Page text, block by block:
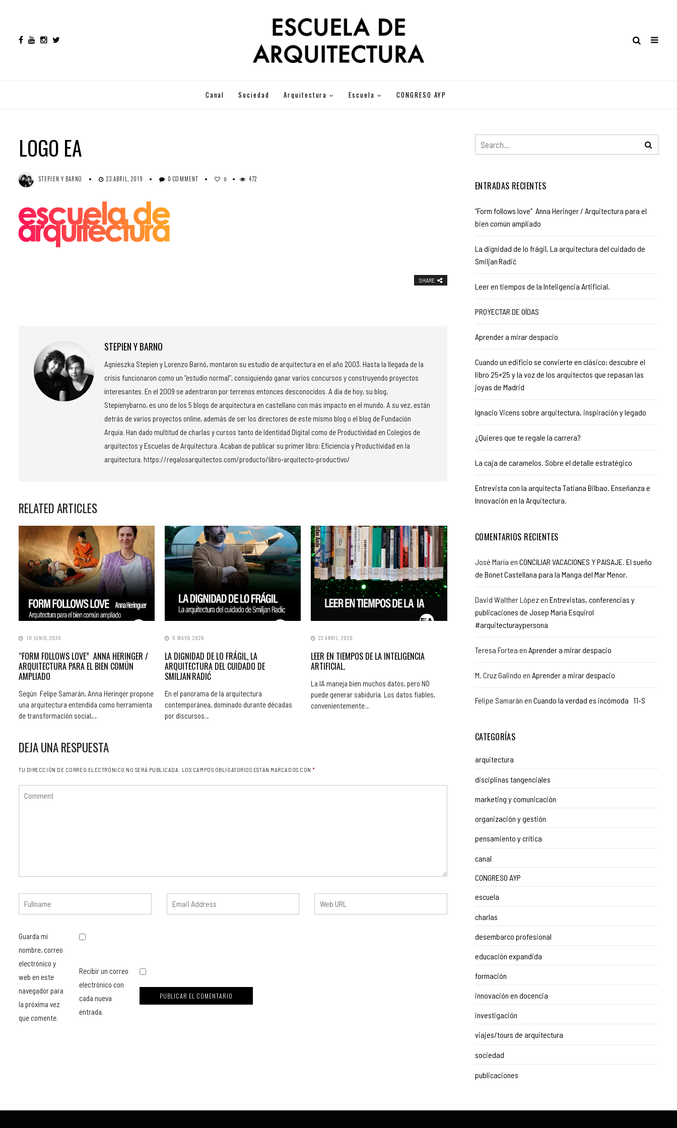
Canal Sociedad Arquitectura Escuela CONGRESO AYP
LOGO EA
STEPIEN Y BARNO 23 ABRIL, 2019 0 COMMENT 0 472
SHARE
STEPIEN Y BARNO
Agnieszka Stepien y Lorenzo Barnó, montaron su estudio de arquitectura en el año 2003. Hasta la llegada de la
crisis funcionaron como un “estudio normal”, consiguiendo ganar varios concursos y construyendo proyectos
interesantes. En el 2009 se adentraron por terrenos entonces desconocidos. A día de hoy, su blog,
Stepienybarno, es uno de los 5 blogs de arquitectura en castellano con más impacto en el mundo. A su vez, están
detrás de varios proyectos online, además de ser los directores de este mismo blog o el blog de Fundación
Arquia. Han dado multitud de charlas y cursos tanto de Identidad Digital como de Productividad en Colegios de
arquitectos y Escuelas de Arquitectura. Acaban de publicar su primer libro: Eficiencia y Productividad en la
arquitectura. https://regalosarquitectos.com/producto/libro-arquitecto-productivo/
RELATED ARTICLES
19 JUNIO, 2026
“FORM FOLLOWS LOVE” ANNA HERINGER /
ARQUITECTURA PARA EL BIEN COMÚN
AMPLIADO
Según Felipe Samarán, Anna Heringer propone
una arquitectura entendida como herramienta
de transformación social,…
6 MAYO, 2026
LA DIGNIDAD DE LO FRÁGIL, LA
ARQUITECTURA DEL CUIDADO DE
SMILJAN RADIĆ
En el panorama de la arquitectura
contemporánea, dominado durante décadas
por discursos…
23 ABRIL, 2026
LEER EN TIEMPOS DE LA INTELIGENCIA
ARTIFICIAL.
La IA maneja bien muchos datos, pero NO
puede generar sabiduría. Los datos fiables,
convenientemente…
DEJA UNA RESPUESTA
TU DIRECCIÓN DE CORREO ELECTRÓNICO NO SERÁ PUBLICADA. LOS CAMPOS OBLIGATORIOS ESTÁN MARCADOS CON*
Guarda mi
nombre, correo
electrónico y
web en este
navegador para
la próxima vez
que comente.
Recibir un correo
electrónico con
cada nueva
entrada.
ENTRADAS RECIENTES
“Form follows love” Anna Heringer / Arquitectura para el
bien común ampliado
La dignidad de lo frágil, La arquitectura del cuidado de
Smiljan Radić
Leer en tiempos de la Inteligencia Artificial.
PROYECTAR DE OÍDAS
Aprender a mirar despacio
Cuando un edificio se convierte en clásico: descubre el
libro 25+25 y la voz de los arquitectos que repasan las
joyas de Madrid
Ignacio Vicens sobre arquitectura, inspiración y legado
¿Quieres que te regale la carrera?
La caja de caramelos. Sobre el detalle estratégico
Entrevista con la arquitecta Tatiana Bilbao. Enseñanza e
Innovación en la Arquitectura.
COMENTARIOS RECIENTES
José María en CONCILIAR VACACIONES Y PAISAJE. El sueño
de Bonet Castellana para la Manga del Mar Menor.
David Walther Lópezen Entrevistas, conferencias y
publicaciones de Josep María Esquirol
#arquitecturaypersona
Teresa Fortea en Aprender a mirar despacio
M. Cruz Galindo en Aprender a mirar despacio
Felipe Samarán en Cuando la verdad es incómoda 11-S
CATEGORÍAS
arquitectura
disciplinas tangenciales
marketing y comunicación
organización y gestión
pensamiento y crítica
canal
CONGRESO AYP
escuela
charlas
desembarco profesional
educación expandida
formación
innovación en docencia
investigación
viajes/tours de arquitectura
sociedad
publicaciones